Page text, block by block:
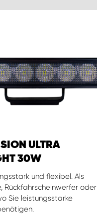
ULTRA
30W
und flexibel. Als
Rückfahrscheinwerfer oder
Sie leistungsstarke